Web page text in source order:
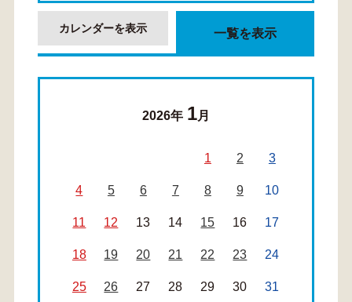
カレンダーを表示 一覧を表示
2026年 1月
1 2 3
4 5 6 7 8 9 10
11 12 13 14 15 16 17
18 19 20 21 22 23 24
25 26 27 28 29 30 31